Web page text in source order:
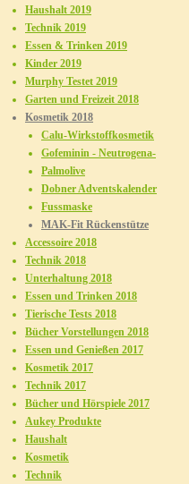
Haushalt 2019
Technik 2019
Essen & Trinken 2019
Kinder 2019
Murphy Testet 2019
Garten und Freizeit 2018
Kosmetik 2018
Calu-Wirkstoffkosmetik
Gofeminin - Neutrogena-
Palmolive
Dobner Adventskalender
Fussmaske
MAK-Fit Rückenstütze
Accessoire 2018
Technik 2018
Unterhaltung 2018
Essen und Trinken 2018
Tierische Tests 2018
Bücher Vorstellungen 2018
Essen und Genießen 2017
Kosmetik 2017
Technik 2017
Bücher und Hörspiele 2017
Aukey Produkte
Haushalt
Kosmetik
Technik